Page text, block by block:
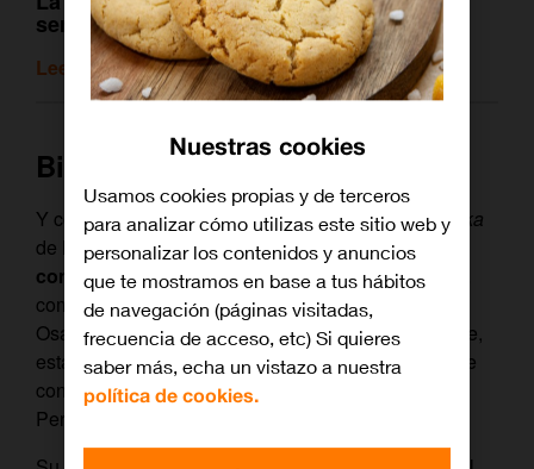
series de la actualidad
Leer artículo relacionado
Biografía de Akira Toriyama
Y comenzamos por su biografía clave. Estemangaka
de Nagoya (Japón) nació el 5 de abril de 1955 y
comenzó a dibujar desde su más tierna infancia
como simple divertimento, inspirado en el maestro
Osamu Tezuka (‘Astroboy’, ‘Akira’). Sí, efectivamente,
está vivo y sigue trabajando. De hecho, actualmente
continúa como supervisor de ‘
Pero ya llegaremos a esto.
Nuestras cookies
Usamos cookies propias y de terceros
para analizar cómo utilizas este sitio web y
personalizar los contenidos y anuncios
que te mostramos en base a tus hábitos
de navegación (páginas visitadas,
frecuencia de acceso, etc) Si quieres
saber más, echa un vistazo a nuestra
política de cookies.